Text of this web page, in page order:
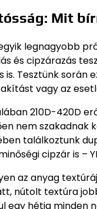
Mit
legnagyobb
és cipzárazás
is. Tesztünk
vagy az
210D-420D
nem
találkoztunk
cipzár is –
az anyag
nútolt textúra
egy hétig minden